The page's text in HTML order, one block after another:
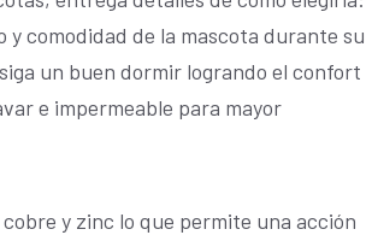
y comodidad de la mascota durante su
un buen dormir logrando el confort
e impermeable para mayor
y zinc lo que permite una acción